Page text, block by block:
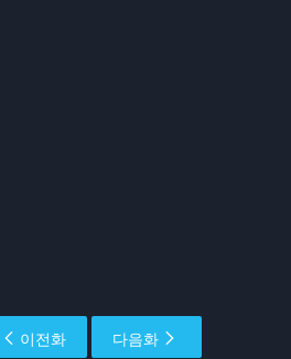
이전화 다음화